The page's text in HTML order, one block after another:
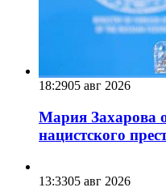
18:2905 авг 2026
Мария Захарова
нацистского
13:3305 авг 2026